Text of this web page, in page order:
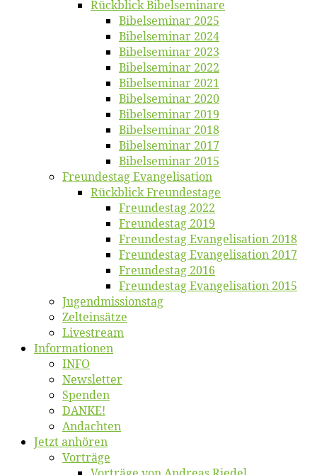
Rück­blick Bibelseminare
Bi­bel­se­mi­nar 2025
Bi­bel­se­mi­nar 2024
Bi­bel­se­mi­nar 2023
Bi­bel­se­mi­nar 2022
Bi­bel­se­mi­nar 2021
Bi­bel­se­mi­nar 2020
Bi­bel­se­mi­nar 2019
Bi­bel­se­mi­nar 2018
Bibelsemi­nar 2017
Bibelsemi­nar 2015
Freun­des­tag Evangelisation
Rück­blick Freundestage
Freun­des­tag 2022
Freun­des­tag 2019
Freun­des­tag Evan­ge­li­sa­ti­on 2018
Freun­des­tag Evan­ge­li­sa­ti­on 2017
Freun­des­tag 2016
Freun­des­tag Evan­ge­li­sa­ti­on 2015
Jugend­mis­sions­tag
Zelt­ein­sät­ze
Live­stream
Informatio­nen
INFO
News­let­ter
Spen­den
DANKE!
An­dach­ten
Jetzt an­hö­ren
Vor­trä­ge